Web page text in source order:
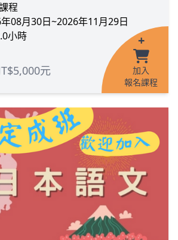
程
08月30日~2026年11月29日
小時
元
+
加入
報名課程